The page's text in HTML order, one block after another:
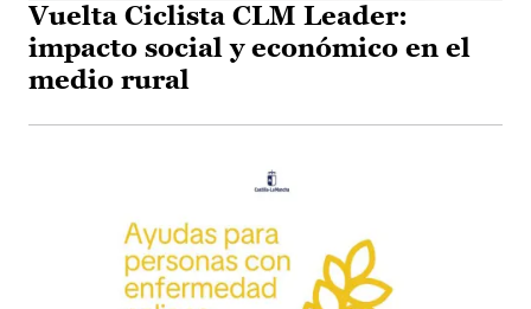
Vuelta Ciclista CLM Leader:
impacto social y económico en el
medio rural